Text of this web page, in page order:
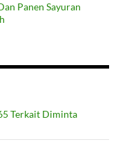
Panen Sayuran
Terkait Diminta